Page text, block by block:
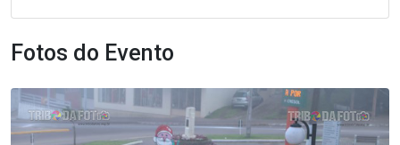
Fotos do Evento